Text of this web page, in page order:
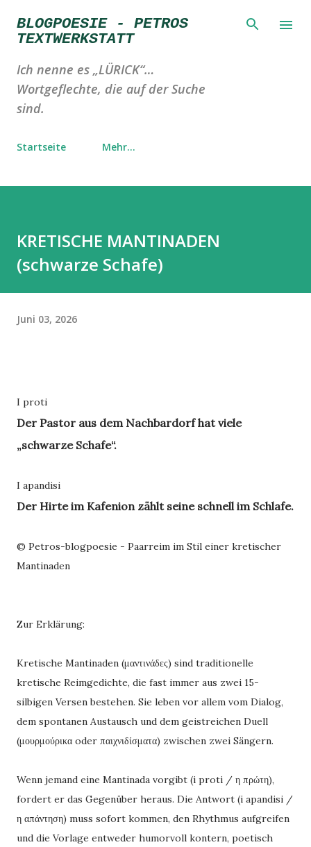
Direkt zum Hauptbereich
BLOGPOESIE - PETROS
TEXTWERKSTATT
Ich nenne es „LÜRICK“…
Wortgeflechte, die auf der Suche
sind.
Startseite Mehr…
KRETISCHE MANTINADEN
(schwarze Schafe)
Juni 03, 2026
I proti
Der Pastor aus dem Nachbardorf hat viele
„schwarze Schafe“.
I apandisi
Der Hirte im Kafenion zählt seine schnell im Schlafe.
© Petros-blogpoesie - Paarreim im Stil einer kretischer
Mantinaden
Zur Erklärung:
Kretische Mantinaden (μαντινάδες) sind traditionelle
kretische Reimgedichte, die fast immer aus zwei 15-
silbigen Versen bestehen. Sie leben vor allem vom Dialog,
dem spontanen Austausch und dem geistreichen Duell
(μουρμούρικα oder παιχνιδίσματα) zwischen zwei Sängern.
Wenn jemand eine Mantinada vorgibt (i proti / η πρώτη),
fordert er das Gegenüber heraus. Die Antwort (i apandisi /
η απάντηση) muss sofort kommen, den Rhythmus aufgreifen
und die Vorlage entweder humorvoll kontern, poetisch